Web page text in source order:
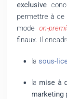
exclusive
permettre à ce
mode on-
finaux. Il
la sous-
la mise à
marketing